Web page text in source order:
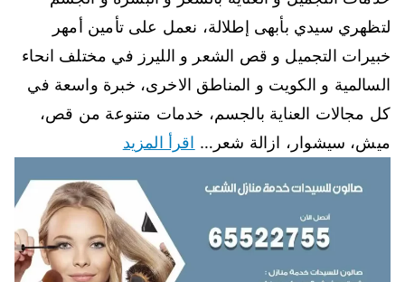
لتظهري سيدي بأبهى إطلالة، نعمل على تأمين أمهر
خبيرات التجميل و قص الشعر و الليرز في مختلف انحاء
السالمية و الكويت و المناطق الاخرى، خبرة واسعة في
كل مجالات العناية بالجسم، خدمات متنوعة من قص،
ميش، سيشوار، ازالة شعر… اقرأ المزيد